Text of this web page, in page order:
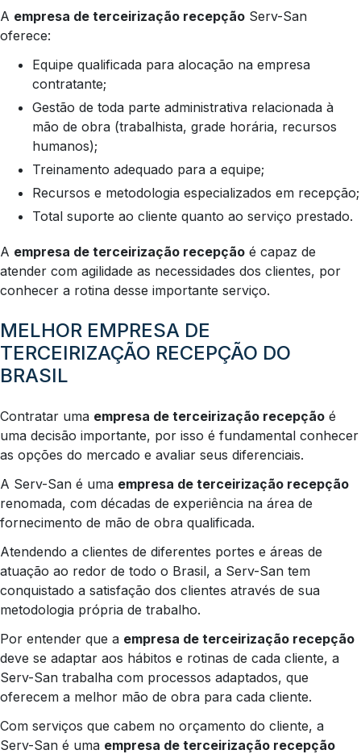
A empresa de terceirização recepção Serv-San
oferece:
Equipe qualificada para alocação na empresa
contratante;
Gestão de toda parte administrativa relacionada à
mão de obra (trabalhista, grade horária, recursos
humanos);
Treinamento adequado para a equipe;
Recursos e metodologia especializados em recepção;
Total suporte ao cliente quanto ao serviço prestado.
A empresa de terceirização recepção é capaz de
atender com agilidade as necessidades dos clientes, por
conhecer a rotina desse importante serviço.
MELHOR EMPRESA DE
TERCEIRIZAÇÃO RECEPÇÃO DO
BRASIL
Contratar uma empresa de terceirização recepção é
uma decisão importante, por isso é fundamental conhecer
as opções do mercado e avaliar seus diferenciais.
A Serv-San é uma empresa de terceirização recepção
renomada, com décadas de experiência na área de
fornecimento de mão de obra qualificada.
Atendendo a clientes de diferentes portes e áreas de
atuação ao redor de todo o Brasil, a Serv-San tem
conquistado a satisfação dos clientes através de sua
metodologia própria de trabalho.
Por entender que a empresa de terceirização recepção
deve se adaptar aos hábitos e rotinas de cada cliente, a
Serv-San trabalha com processos adaptados, que
oferecem a melhor mão de obra para cada cliente.
Com serviços que cabem no orçamento do cliente, a
Serv-San é uma empresa de terceirização recepção